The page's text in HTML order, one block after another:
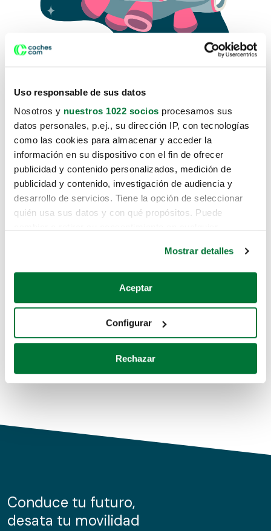
Uso responsable de sus datos
Nosotros y nuestros 1022 socios procesamos sus
datos personales, p.ej., su dirección IP, con tecnologías
como las cookies para almacenar y acceder la
información en su dispositivo con el fin de ofrecer
publicidad y contenido personalizados, medición de
publicidad y contenido, investigación de audiencia y
desarrollo de servicios. Tiene la opción de seleccionar
quién usa sus datos y con qué propósitos. Puede
Si lo permite, también quisiéramos:
Recopilar información sobre su ubicación geográfica
Identificar su dispositivo analizándolo activamente
para buscar características específicas (huellas
Obtenga más información sobre cómo se procesan sus
de cookies.
información sobre el uso que haga del sitio web con
nuestros partners de redes sociales, publicidad y análisis
Mostrar detalles
Aceptar
Configurar
Rechazar
Lo sentimos, no sabemos como
te hemos traido hasta aquí.
Pero puedes encontrar el coche que estás
buscando en alguno de estos enlaces:
Coches de segunda mano
Coches de km0
Conduce tu futuro,
desata tu movilidad